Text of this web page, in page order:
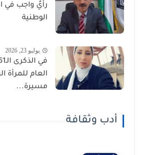
رأيٌ واجب في
الوطنية
يوليو 23, 2026
العام للمرأة
مسيرة...
أدب وثقافة